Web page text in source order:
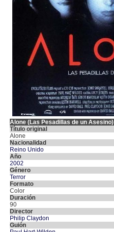
Alone (Las Pesadillas de un Asesino)
Título original
Alone
Nacionalidad
Reino Unido
Año
2002
Género
Terror
Formato
Color
Duración
90
Director
Philip Claydon
Guión